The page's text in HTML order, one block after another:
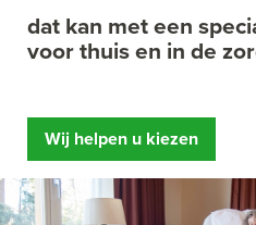
dat kan met een
voor thuis en in de
Wij helpen u kiezen